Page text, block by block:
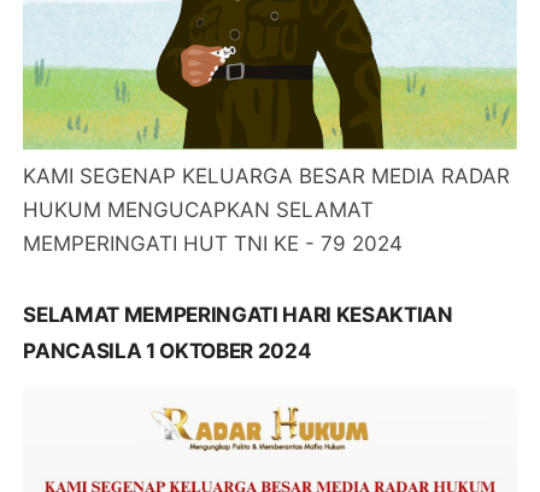
KAMI SEGENAP KELUARGA BESAR MEDIA RADAR
HUKUM MENGUCAPKAN SELAMAT
MEMPERINGATI HUT TNI KE - 79 2024
SELAMAT MEMPERINGATI HARI KESAKTIAN
PANCASILA 1 OKTOBER 2024